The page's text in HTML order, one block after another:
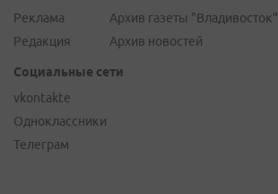
Реклама
Редакция
Архив газеты "Владивосток"
Архив новостей
Социальные сети
vkontakte
Одноклассники
Телеграм